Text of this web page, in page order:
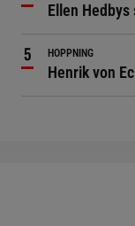
Ellen
HOPPNING
Henrik von